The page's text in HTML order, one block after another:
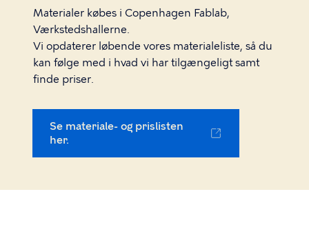
Materialer købes i Copenhagen Fablab,
Værkstedshallerne.
Vi opdaterer løbende vores materialeliste, så du
kan følge med i hvad vi har tilgængeligt samt
finde priser.
Se materiale- og prislisten
her.